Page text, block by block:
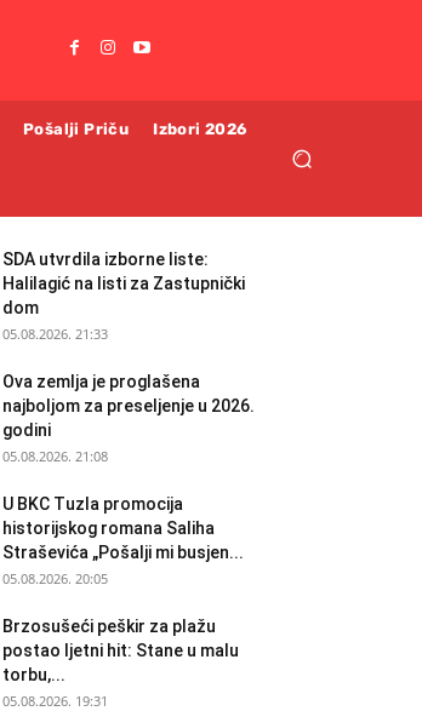
Pošalji Priču Izbori 2026
SDA utvrdila izborne liste:
Halilagić na listi za Zastupnički
dom
05.08.2026. 21:33
Ova zemlja je proglašena
najboljom za preseljenje u 2026.
godini
05.08.2026. 21:08
U BKC Tuzla promocija
historijskog romana Saliha
Straševića „Pošalji mi busjen...
05.08.2026. 20:05
Brzosušeći peškir za plažu
postao ljetni hit: Stane u malu
torbu,...
05.08.2026. 19:31